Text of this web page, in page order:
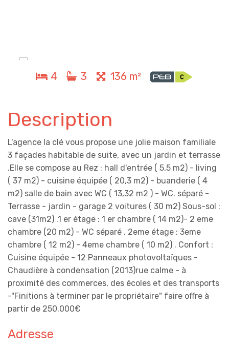
4 3 136 m²
Description
L'agence la clé vous propose une jolie maison familiale
3 façades habitable de suite, avec un jardin et terrasse
.Elle se compose au Rez : hall d'entrée ( 5,5 m2) - living
( 37 m2) - cuisine équipée ( 20,3 m2) - buanderie ( 4
m2) salle de bain avec WC ( 13,32 m2 ) - WC. séparé -
Terrasse - jardin - garage 2 voitures ( 30 m2) Sous-sol :
cave (31m2) .1 er étage : 1 er chambre ( 14 m2)- 2 eme
chambre (20 m2) - WC séparé . 2eme étage : 3eme
chambre ( 12 m2) - 4eme chambre ( 10 m2) . Confort :
Cuisine équipée - 12 Panneaux photovoltaïques -
Chaudière à condensation (2013)rue calme - à
proximité des commerces, des écoles et des transports
-"Finitions à terminer par le propriétaire" faire offre à
partir de 250.000€
Adresse